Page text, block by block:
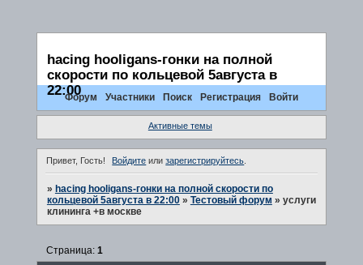
hacing hooligans-гонки на полной
скорости по кольцевой 5августа в
22:00Форум Участники Поиск Регистрация Войти
Активные темы
Привет, Гость! Войдите илизарегистрируйтесь.
» hacing hooligans-гонки на полной скорости по
кольцевой 5августа в 22:00 » Тестовый форум » услуги
клининга +в москве
Страница: 1